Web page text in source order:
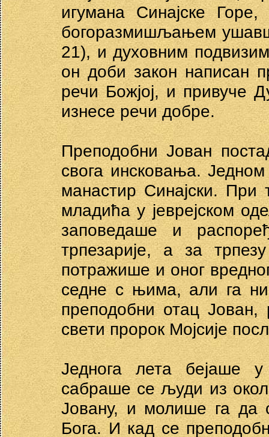
игумана Синајске
богоразмишљањем
21), и духовним
он доби закон написан
речи Божјој, и привуче
изнесе речи добре.
Преподобни Јован
свога инсковања.
манастир Синајски. При
младића у јеврејском
заповедаше и
трпезарије, а за
потражише и оног
седне с њима, али га
преподобни отац
свети пророк Мојсије
Једнога лета бејаше
сабраше се људи из
Јовану, и молише га да
Бога. И кад се